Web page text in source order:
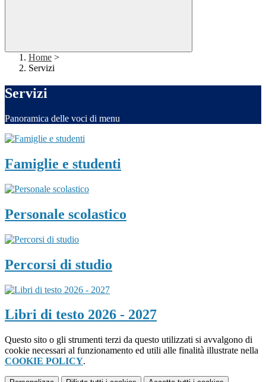
Home >
Servizi
Servizi
Panoramica delle voci di menu
Famiglie e studenti
Personale scolastico
Percorsi di studio
Libri di testo 2026 - 2027
Questo sito o gli strumenti terzi da questo utilizzati si avvalgono di
cookie necessari al funzionamento ed utili alle finalità illustrate nella
COOKIE POLICY.